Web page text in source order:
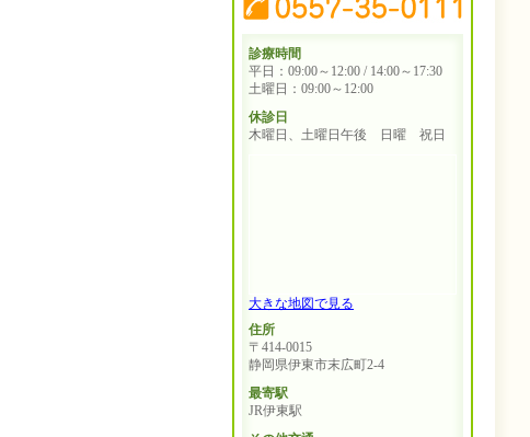
診療時間
平日：09:00～12:00 / 14:00～17:30
土曜日：09:00～12:00
休診日
木曜日、土曜日午後 日曜 祝日
大きな地図で見る
住所
〒414-0015
静岡県伊東市末広町2-4
最寄駅
JR伊東駅